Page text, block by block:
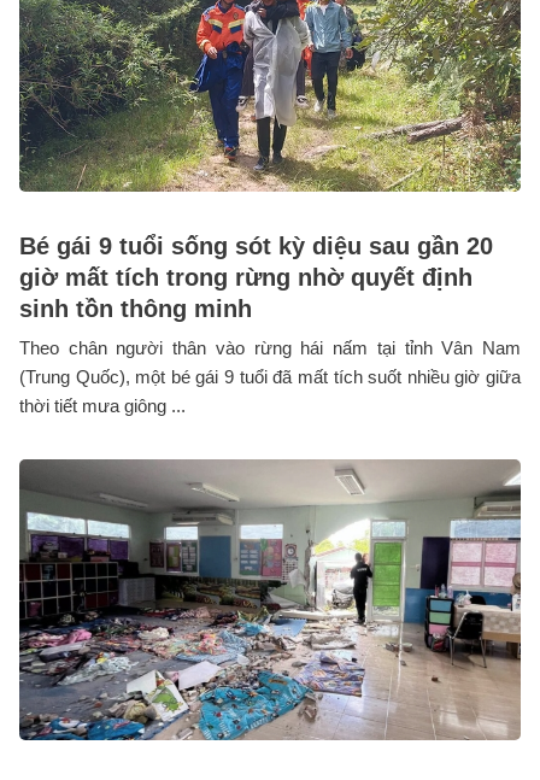
Bé gái 9 tuổi sống sót kỳ diệu sau gần 20
giờ mất tích trong rừng nhờ quyết định
sinh tồn thông minh
Theo chân người thân vào rừng hái nấm tại tỉnh Vân Nam
(Trung Quốc), một bé gái 9 tuổi đã mất tích suốt nhiều giờ giữa
thời tiết mưa giông ...